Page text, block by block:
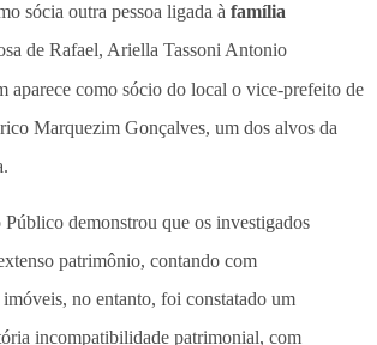
sócia outra pessoa ligada à família
de Rafael, Ariella Tassoni Antonio
aparece como sócio do local o vice-prefeito de
Marquezim Gonçalves, um dos alvos da
demonstrou que os investigados
patrimônio, contando com
imóveis, no entanto, foi constatado um
incompatibilidade patrimonial, com